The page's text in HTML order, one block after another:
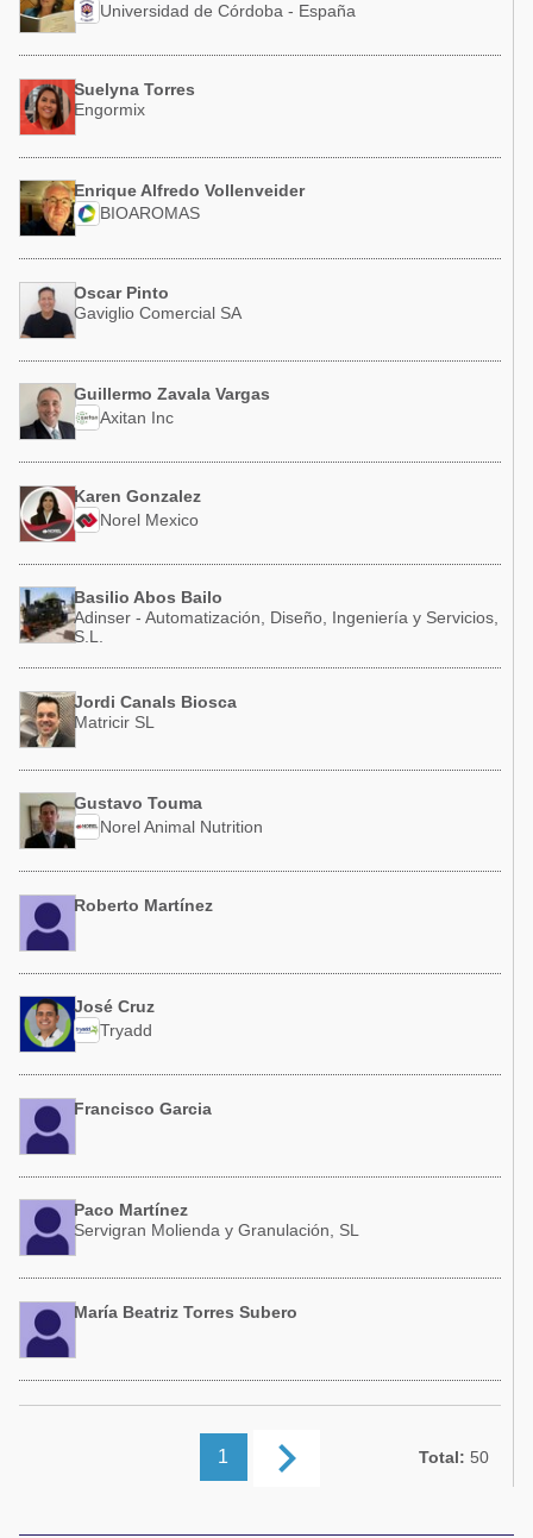
Universidad de Córdoba - España
Suelyna Torres
Engormix
Enrique Alfredo Vollenveider
BIOAROMAS
Oscar Pinto
Gaviglio Comercial SA
Guillermo Zavala Vargas
Axitan Inc
Karen Gonzalez
Norel Mexico
Basilio Abos Bailo
Adinser - Automatización, Diseño, Ingeniería y Servicios,
S.L.
Jordi Canals Biosca
Matricir SL
Gustavo Touma
Norel Animal Nutrition
Roberto Martínez
José Cruz
Tryadd
Francisco Garcia
Paco Martínez
Servigran Molienda y Granulación, SL
María Beatriz Torres Subero
1 keyboard_arrow_right Total: 50